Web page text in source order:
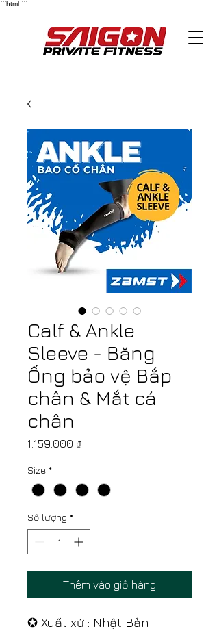
```html ```
Calf & Ankle
Sleeve - Băng
Ống bảo vệ Bắp
chân & Mắt cá
chân
1.159.000 ₫
Size *
Số lượng *
Thêm vào giỏ hàng
✪ Xuất xứ : Nhật Bản